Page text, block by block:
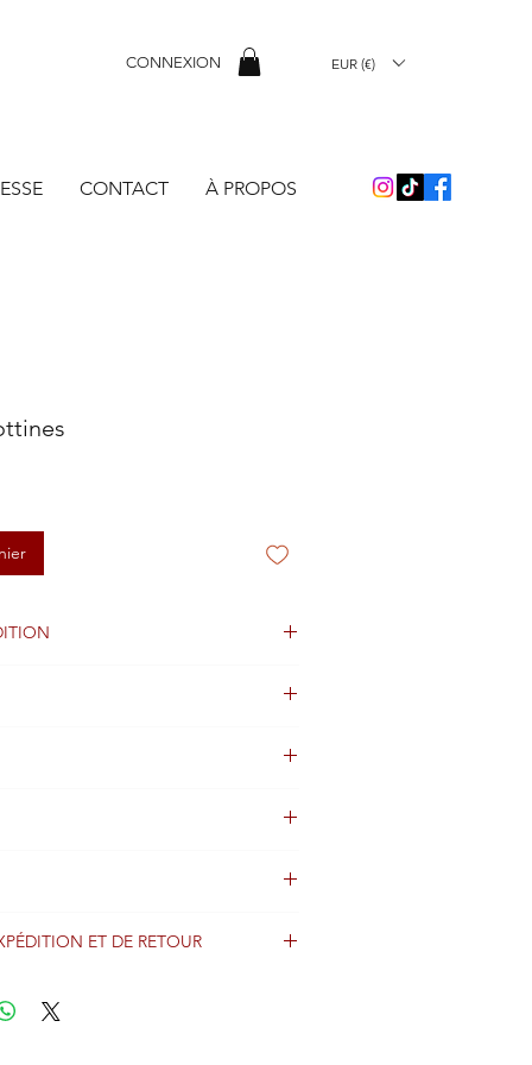
CONNEXION EUR (€)
CONTACT À PROPOS
ET DE RETOUR
et sont expédiés dans le monde